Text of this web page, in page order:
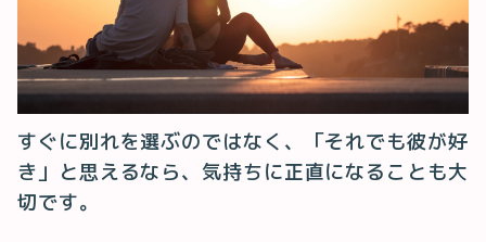
すぐに別れを選ぶのではなく、「それでも彼が好
き」と思えるなら、気持ちに正直になることも大
切です。